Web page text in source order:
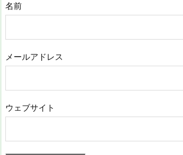
名前
メールアドレス
ウェブサイト